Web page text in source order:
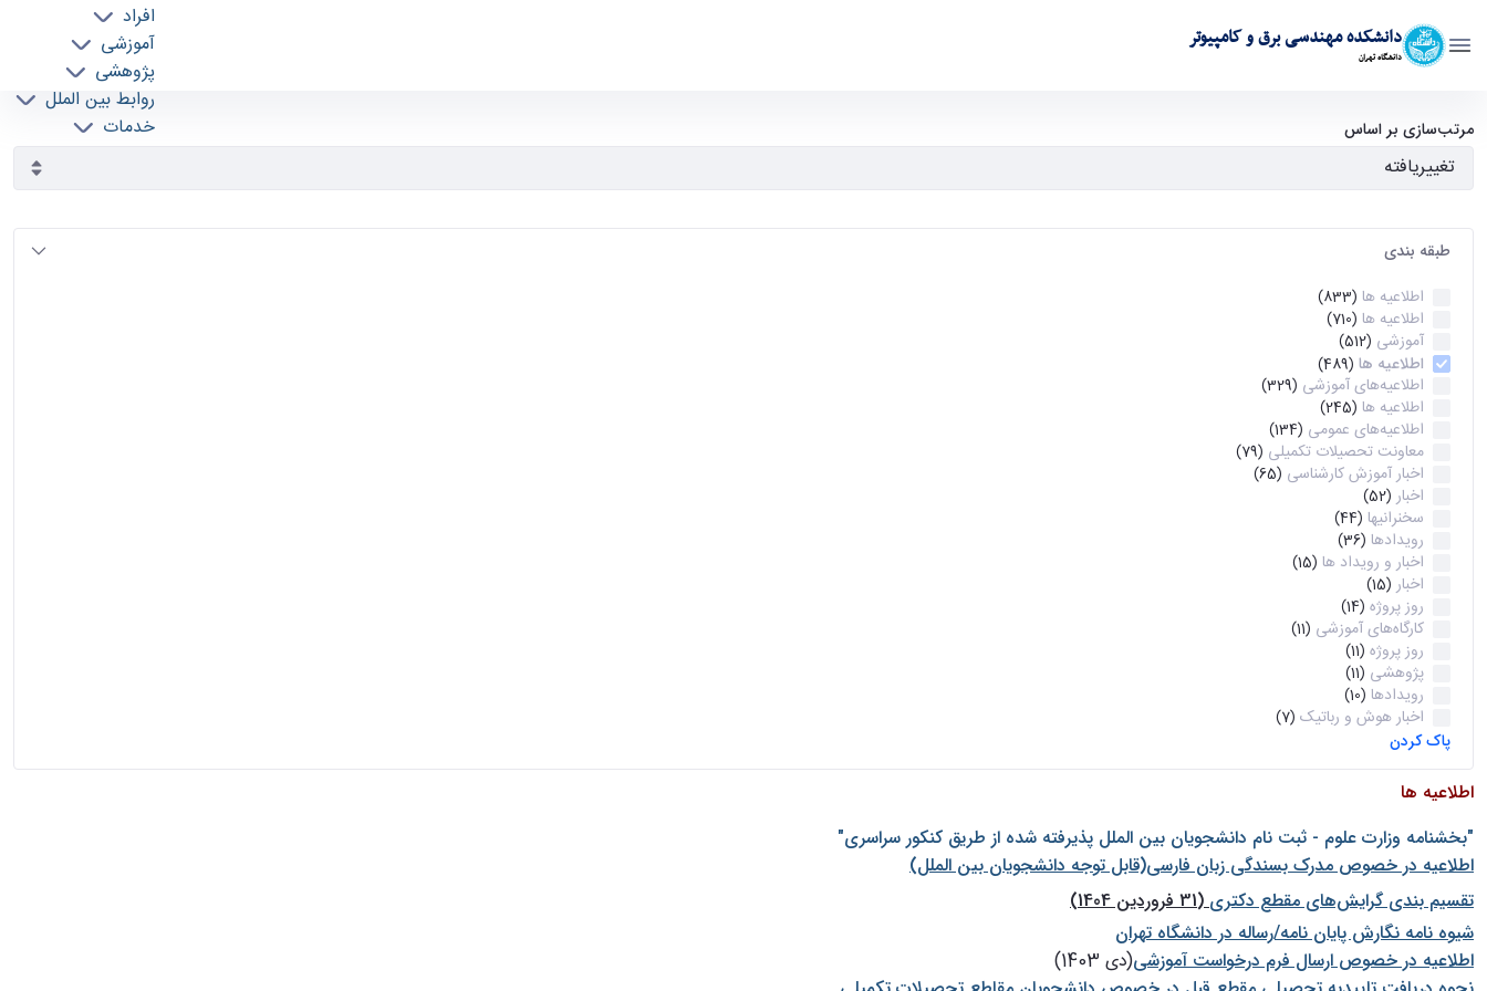
دانشکده مهندسی برق و کامپیوتر
دانشگاه تهران
افراد
آموزشی
پژوهشی
روابط بین الملل
خدمات
آرشیو اطلاعیه ها - ece- دانشکده مهندسی برق و کامپیوتر
مرتب‌سازی بر اساس
طبقه بندی
اطلاعیه ها (833)
اطلاعیه ها (710)
آموزشی (512)
اطلاعیه ها (489)
اطلاعیه‌های‌ آموزشی (329)
اطلاعیه ها (245)
اطلاعیه‌های عمومی (134)
معاونت تحصیلات تکمیلی (79)
اخبار آموزش کارشناسی (65)
اخبار (52)
سخنرانیها (44)
رویدادها (36)
اخبار و رویداد ها (15)
اخبار (15)
روز پروژه (14)
کارگاه‌های آموزشی (11)
روز پروژه (11)
پژوهشی (11)
رویدادها (10)
اخبار هوش و رباتیک (7)
پاک کردن
اطلاعیه ها
"بخشنامه وزارت علوم - ثبت نام دانشجويان بين الملل پذيرفته شده از طريق كنكور سراسری"
اطلاعیه در خصوص مدرک بسندگی زبان فارسی(قابل توجه دانشجویان بین الملل)
تقسیم بندی گرایش‌های مقطع دکتری(31 فروردین 1404)
شيوه نامه نگارش پايان نامه/رساله در دانشگاه تهران
اطلاعیه در خصوص ارسال فرم درخواست آموزشی(دی 1403)